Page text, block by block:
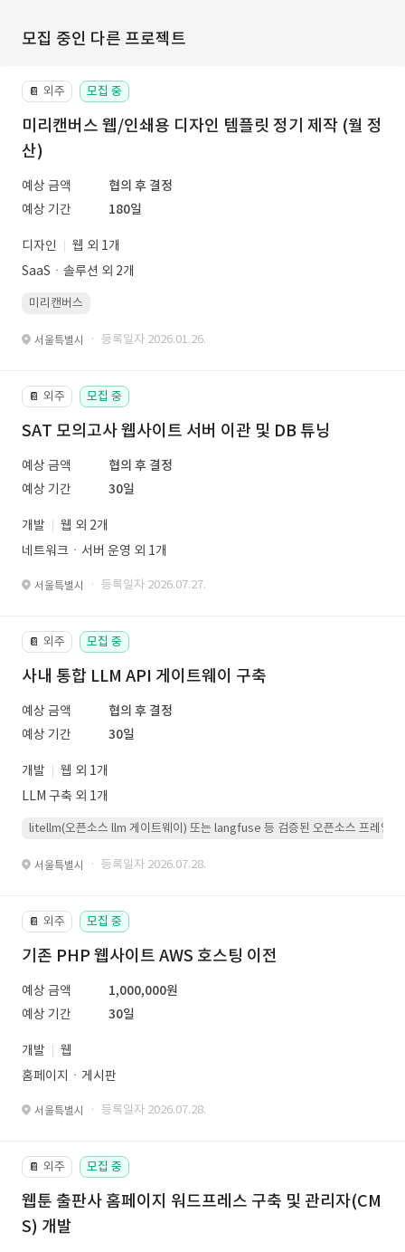
모집 중인 다른 프로젝트
📔 외주 모집 중
미리캔버스 웹/인쇄용 디자인 템플릿 정기 제작 (월 정
산)
예상 금액
협의 후 결정
예상 기간
180일
디자인
웹 외 1개
SaaSㆍ솔루션 외 2개
미리캔버스
서울특별시 · 등록일자 2026.01.26.
📔 외주 모집 중
SAT 모의고사 웹사이트 서버 이관 및 DB 튜닝
예상 금액
협의 후 결정
예상 기간
30일
개발
웹 외 2개
네트워크ㆍ서버 운영 외 1개
서울특별시 · 등록일자 2026.07.27.
📔 외주 모집 중
사내 통합 LLM API 게이트웨이 구축
예상 금액
협의 후 결정
예상 기간
30일
개발
웹 외 1개
LLM 구축 외 1개
litellm(오픈소스 llm 게이트웨이) 또는 langfuse 등 검증된 오픈소스 프레임워
서울특별시 · 등록일자 2026.07.28.
📔 외주 모집 중
기존 PHP 웹사이트 AWS 호스팅 이전
예상 금액
1,000,000원
예상 기간
30일
개발
웹
홈페이지ㆍ게시판
서울특별시 · 등록일자 2026.07.28.
📔 외주 모집 중
웹툰 출판사 홈페이지 워드프레스 구축 및 관리자(CM
S) 개발